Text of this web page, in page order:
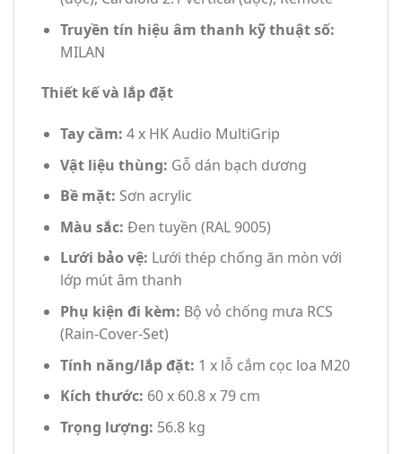
Truyền tín hiệu âm thanh kỹ thuật số:
MILAN
Thiết kế và lắp đặt
Tay cầm: 4 x HK Audio MultiGrip
Vật liệu thùng: Gỗ dán bạch dương
Bề mặt: Sơn acrylic
Màu sắc: Đen tuyền (RAL 9005)
Lưới bảo vệ: Lưới thép chống ăn mòn với
lớp mút âm thanh
Phụ kiện đi kèm: Bộ vỏ chống mưa RCS
(Rain-Cover-Set)
Tính năng/lắp đặt: 1 x lỗ cắm cọc loa M20
Kích thước: 60 x 60.8 x 79 cm
Trọng lượng: 56.8 kg